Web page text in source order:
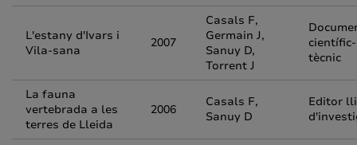
L'estany d'Ivars i
Vila-sana
2007
Casals F,
Germain J,
Sanuy D,
Torrent J
científic-
tècnic
La fauna
vertebrada a les
terres de Lleida
2006
Casals F,
Sanuy D
Editor